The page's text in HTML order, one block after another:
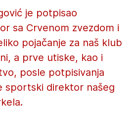
je potpisao
sa Crvenom zvezdom i
pojačanje za naš klub
a prve utiske, kao i
posle potpisivanja
sportski direktor našeg